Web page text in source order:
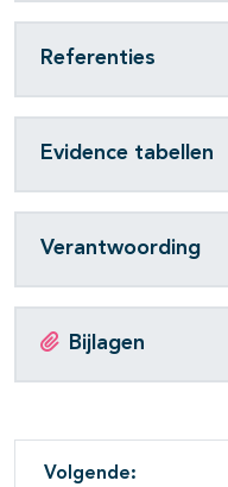
Referenties
Evidence tabellen
Verantwoording
Bijlagen
Volgende: